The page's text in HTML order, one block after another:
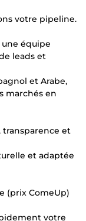
votre pipeline.
une équipe
leads et
et Arabe,
marchés en
transparence et
et adaptée
(prix ComeUp)
votre